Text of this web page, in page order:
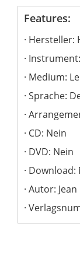
Features:
Hersteller:
Medium:
Sprache:
CD: Nein
DVD: Nein
Download:
Autor: